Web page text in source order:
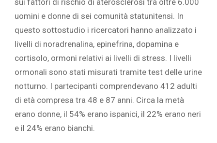
sui fattori di rischio di aterosclerosi tra oltre 6.000
uomini e donne di sei comunità statunitensi. In
questo sottostudio i ricercatori hanno analizzato i
livelli di noradrenalina, epinefrina, dopamina e
cortisolo, ormoni relativi ai livelli di stress. I livelli
ormonali sono stati misurati tramite test delle urine
notturno. I partecipanti comprendevano 412 adulti
di età compresa tra 48 e 87 anni. Circa la metà
erano donne, il 54% erano ispanici, il 22% erano neri
e il 24% erano bianchi.‎